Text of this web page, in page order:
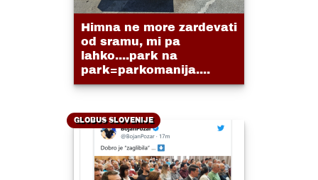
Himna ne more zardevati
od sramu, mi pa
lahko....park na
park=parkomanija....
GLOBUS SLOVENIJE